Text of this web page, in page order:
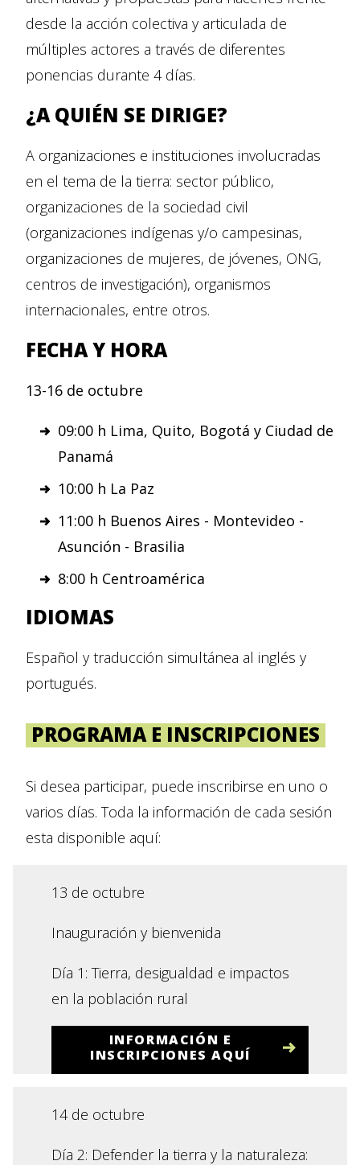
desde la acción colectiva y articulada de
múltiples actores a través de diferentes
ponencias durante 4 días.
¿A QUIÉN SE DIRIGE?
A organizaciones e instituciones involucradas
en el tema de la tierra: sector público,
organizaciones de la sociedad civil
(organizaciones indígenas y/o campesinas,
organizaciones de mujeres, de jóvenes, ONG,
centros de investigación), organismos
internacionales, entre otros.
FECHA Y HORA
13-16 de octubre
09:00 h Lima, Quito, Bogotá y Ciudad de
Panamá
10:00 h La Paz
11:00 h Buenos Aires - Montevideo -
Asunción - Brasilia
8:00 h Centroamérica
IDIOMAS
Español y traducción simultánea al inglés y
portugués.
PROGRAMA E INSCRIPCIONES
Si desea participar, puede inscribirse en uno o
varios días. Toda la información de cada sesión
esta disponible aquí:
13 de octubre
Inauguración y bienvenida
Día 1: Tierra, desigualdad e impactos
en la población rural
INFORMACIÓN E
INSCRIPCIONES AQUÍ
14 de octubre
Día 2: Defender la tierra y la naturaleza: